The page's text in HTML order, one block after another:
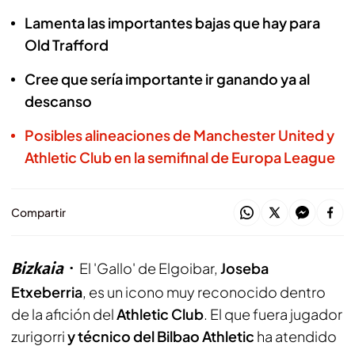
Lamenta las importantes bajas que hay para
Old Trafford
Cree que sería importante ir ganando ya al
descanso
Posibles alineaciones de Manchester United y
Athletic Club en la semifinal de Europa League
Compartir
Bizkaia El 'Gallo' de Elgoibar, Joseba
Etxeberria, es un icono muy reconocido dentro
de la afición delAthletic Club. El que fuera jugador
zurigorriy técnico del Bilbao Athletic ha atendido